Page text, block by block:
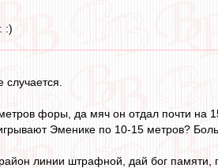
:)
случается.
форы, да мяч он отдал почти на
Эменике по 10-15 метров?
район линии штрафной, дай бог